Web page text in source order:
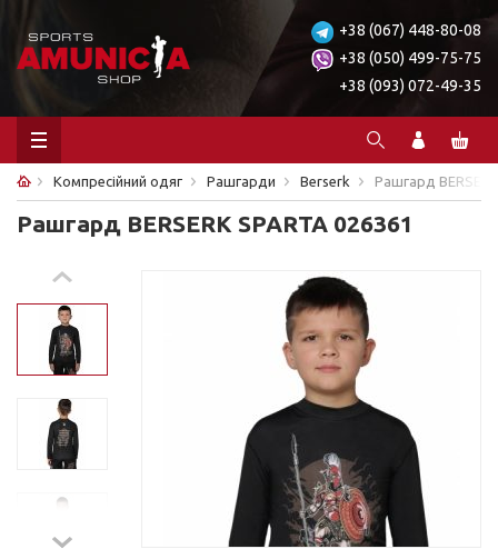
+38 (067) 448-80-08
+38 (050) 499-75-75
+38 (093) 072-49-35
Компресійний одяг Рашгарди Berserk Рашгард
Рашгард BERSERK SPARTA 026361